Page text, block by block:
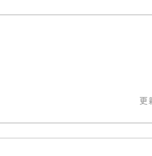
更